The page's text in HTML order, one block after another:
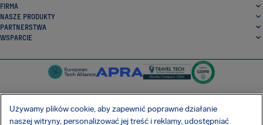
FIRMA
NASZE PRODUKTY
PARTNERSTWA
WSPARCIE
SocialFacebook
SocialTwitter
SocialInstagram
SocialLinkedin
Używamy plików cookie, aby zapewnić poprawne działanie
naszej witryny, personalizować jej treść i reklamy, udostępniać